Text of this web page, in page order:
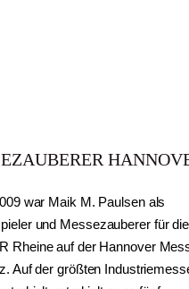
war Maik M. Paulsenals
und Messezaubererfür die
Rheine auf der Hannover
Auf der größten